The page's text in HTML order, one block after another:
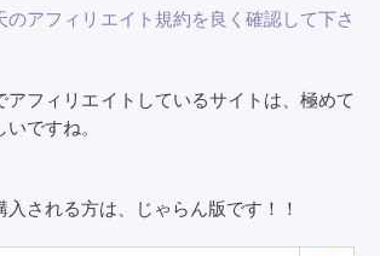
のアフィリエイト規約を良く確認して下さ
アフィリエイトしているサイトは、極めて
ですね。
入される方は、じゃらん版です！！